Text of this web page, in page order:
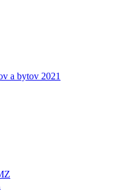
a bytov 2021